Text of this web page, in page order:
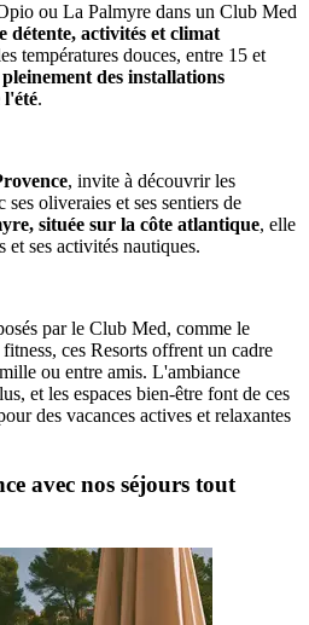
ou La Palmyre dans un Club Med
activités et climat
températures douces, entre 15 et
des installations
l'été.
, invite à découvrir les
ses oliveraies et ses sentiers de
située sur la côte atlantique, elle
et ses activités nautiques.
par le Club Med, comme le
ces Resorts offrent un cadre
ou entre amis. L'ambiance
et les espaces bien-être font de ces
des vacances actives et relaxantes
avec nos séjours tout